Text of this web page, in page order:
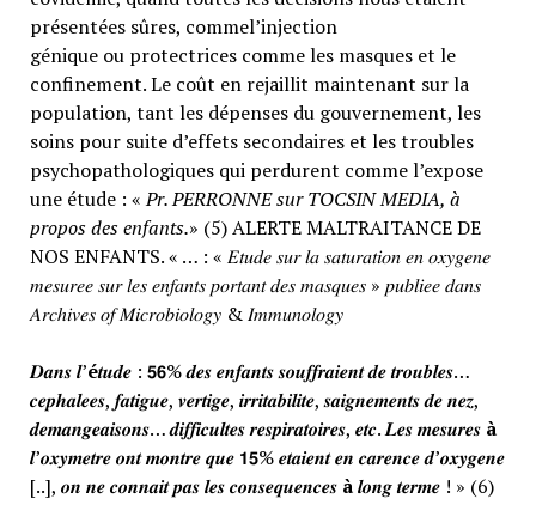
présentées sûres, commel’injection
génique ou protectrices comme les masques et le
confinement. Le coût en rejaillit maintenant sur la
population, tant les dépenses du gouvernement, les
soins pour suite d’effets secondaires et les troubles
psychopathologiques qui perdurent comme l’expose
une étude : «Pr. PERRONNE sur TOCSIN MEDIA, à
propos des enfants.» (5) ALERTE MALTRAITANCE DE
NOS ENFANTS. « … : « 𝐸𝑡𝑢𝑑𝑒 𝑠𝑢𝑟 𝑙𝑎 𝑠𝑎𝑡𝑢𝑟𝑎𝑡𝑖𝑜𝑛 𝑒𝑛 𝑜𝑥𝑦𝑔𝑒𝑛𝑒
𝑚𝑒𝑠𝑢𝑟𝑒𝑒 𝑠𝑢𝑟 𝑙𝑒𝑠 𝑒𝑛𝑓𝑎𝑛𝑡𝑠 𝑝𝑜𝑟𝑡𝑎𝑛𝑡 𝑑𝑒𝑠 𝑚𝑎𝑠𝑞𝑢𝑒𝑠 » 𝑝𝑢𝑏𝑙𝑖𝑒𝑒 𝑑𝑎𝑛𝑠
𝐴𝑟𝑐ℎ𝑖𝑣𝑒𝑠 𝑜𝑓 𝑀𝑖𝑐𝑟𝑜𝑏𝑖𝑜𝑙𝑜𝑔𝑦 & 𝐼𝑚𝑚𝑢𝑛𝑜𝑙𝑜𝑔𝑦
𝑫𝒂𝒏𝒔 𝒍’é𝒕𝒖𝒅𝒆 : 𝟱𝟲% 𝒅𝒆𝒔 𝒆𝒏𝒇𝒂𝒏𝒕𝒔 𝒔𝒐𝒖𝒇𝒇𝒓𝒂𝒊𝒆𝒏𝒕 𝒅𝒆 𝒕𝒓𝒐𝒖𝒃𝒍𝒆𝒔…
𝒄𝒆𝒑𝒉𝒂𝒍𝒆𝒆𝒔, 𝒇𝒂𝒕𝒊𝒈𝒖𝒆, 𝒗𝒆𝒓𝒕𝒊𝒈𝒆, 𝒊𝒓𝒓𝒊𝒕𝒂𝒃𝒊𝒍𝒊𝒕𝒆, 𝒔𝒂𝒊𝒈𝒏𝒆𝒎𝒆𝒏𝒕𝒔 𝒅𝒆 𝒏𝒆𝒛,
𝒅𝒆𝒎𝒂𝒏𝒈𝒆𝒂𝒊𝒔𝒐𝒏𝒔… 𝒅𝒊𝒇𝒇𝒊𝒄𝒖𝒍𝒕𝒆𝒔 𝒓𝒆𝒔𝒑𝒊𝒓𝒂𝒕𝒐𝒊𝒓𝒆𝒔, 𝒆𝒕𝒄. 𝑳𝒆𝒔 𝒎𝒆𝒔𝒖𝒓𝒆𝒔 à
𝒍’𝒐𝒙𝒚𝒎𝒆𝒕𝒓𝒆 𝒐𝒏𝒕 𝒎𝒐𝒏𝒕𝒓𝒆 𝒒𝒖𝒆 𝟭𝟱% 𝒆𝒕𝒂𝒊𝒆𝒏𝒕 𝒆𝒏 𝒄𝒂𝒓𝒆𝒏𝒄𝒆 𝒅’𝒐𝒙𝒚𝒈𝒆𝒏𝒆
[..], 𝒐𝒏 𝒏𝒆 𝒄𝒐𝒏𝒏𝒂𝒊𝒕 𝒑𝒂𝒔 𝒍𝒆𝒔 𝒄𝒐𝒏𝒔𝒆𝒒𝒖𝒆𝒏𝒄𝒆𝒔 à𝒍𝒐𝒏𝒈 𝒕𝒆𝒓𝒎𝒆 ! » (6)